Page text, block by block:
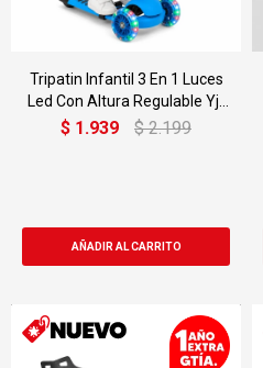
Tripatin Infantil 3 En 1 Luces
Led Con Altura Regulable Yj-
310
$ 1.939 $ 2.199